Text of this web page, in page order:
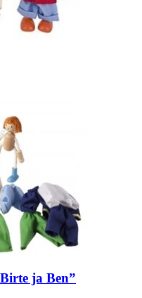
ja Ben”